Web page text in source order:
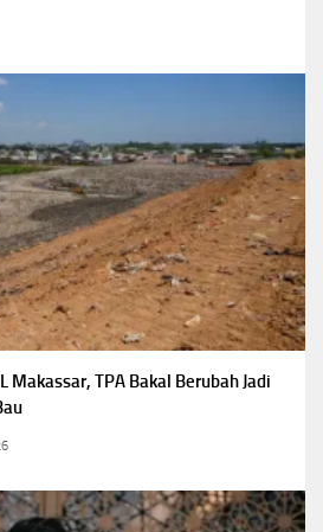
Makassar, TPA Bakal Berubah Jadi